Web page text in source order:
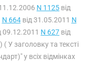
N 1125 від
N 664від 31.05.2011 N
09.12.2011 N 627 від
( У заголовку та тексті
у всіх відмінках